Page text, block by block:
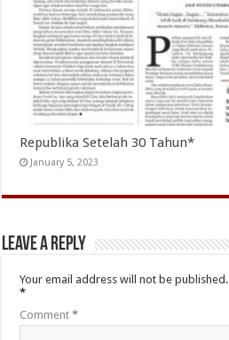
Republika Setelah 30 Tahun*
January 5, 2023
Leave a Reply
Your email address will not be published.
*
Comment*